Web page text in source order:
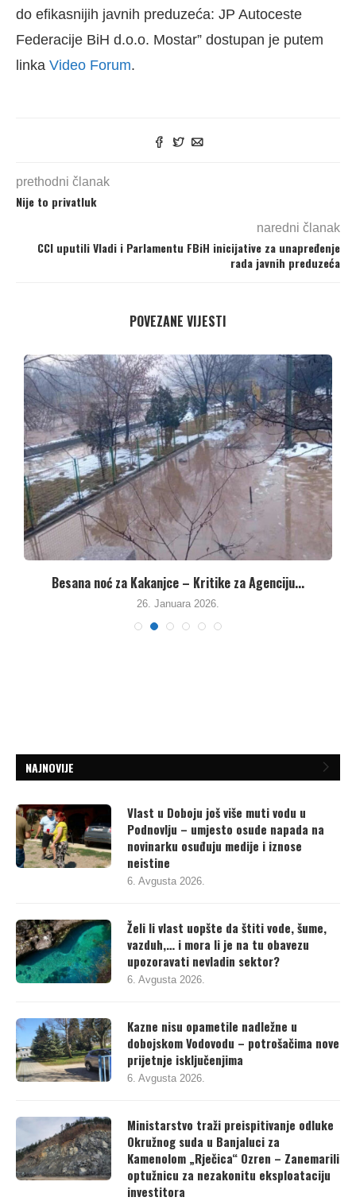
do efikasnijih javnih preduzeća: JP Autoceste
Federacije BiH d.o.o. Mostar” dostupan je putem
linka Video Forum.
prethodni članak
Nije to privatluk
naredni članak
CCI uputili Vladi i Parlamentu FBiH inicijative za unapređenje
rada javnih preduzeća
POVEZANE VIJESTI
Besana noć za Kakanjce – Kritike za Agenciju...
26. Januara 2026.
NAJNOVIJE
Vlast u Doboju još više muti vodu u
Podnovlju – umjesto osude napada na
novinarku osuđuju medije i iznose
neistine
6. Avgusta 2026.
Želi li vlast uopšte da štiti vode, šume,
vazduh,… i mora li je na tu obavezu
upozoravati nevladin sektor?
6. Avgusta 2026.
Kazne nisu opametile nadležne u
dobojskom Vodovodu – potrošačima nove
prijetnje isključenjima
6. Avgusta 2026.
Ministarstvo traži preispitivanje odluke
Okružnog suda u Banjaluci za
Kamenolom „Rječica“ Ozren – Zanemarili
optužnicu za nezakonitu eksploataciju
investitora